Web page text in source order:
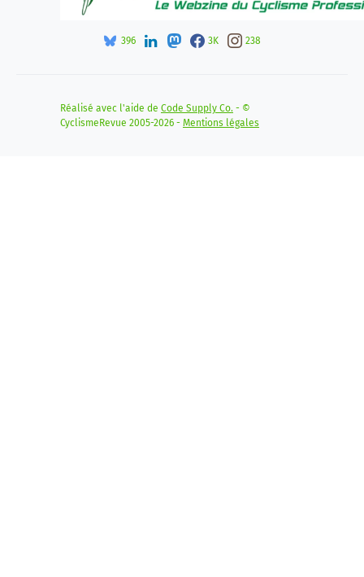
396 3K 238
Réalisé avec l'aide de Code Supply Co. - ©
CyclismeRevue 2005-2026 - Mentions légales